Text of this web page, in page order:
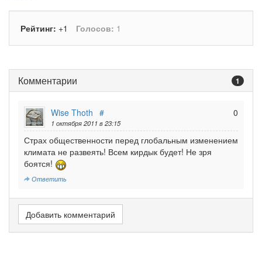
Рейтинг: +1 Голосов: 1
Комментарии 1
0
Wise Thoth #
1 октября 2011 в 23:15
Страх общественности перед глобальным изменением
климата не развеять! Всем кирдык будет! Не зря
боятся!
Ответить
Добавить комментарий